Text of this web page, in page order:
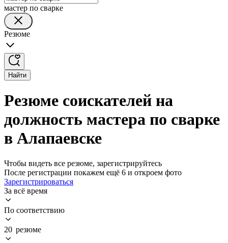
мастер по сварке
Резюме
Найти
Резюме соискателей на
должность мастера по сварке
в Алапаевске
Чтобы видеть все резюме, зарегистрируйтесь
После регистрации покажем ещё 6 и откроем фото
Зарегистрироваться
За всё время
По соответствию
20 резюме